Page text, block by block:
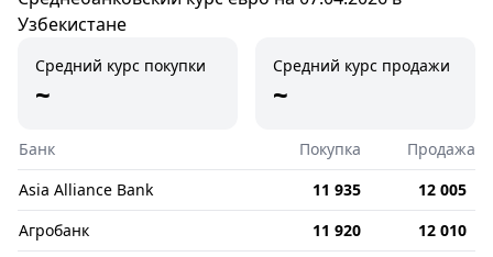
Узбекистане
Средний курс покупки
~
Средний курс продажи
~
Банк Покупка
Продажа
Asia Alliance Bank
11 935
12 005
Агробанк
11 920
12 010